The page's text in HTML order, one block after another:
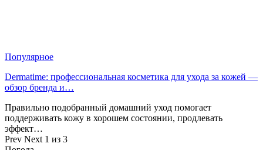
Популярное
Dermatime: профессиональная косметика для ухода за кожей —
обзор бренда и…
Правильно подобранный домашний уход помогает
поддерживать кожу в хорошем состоянии, продлевать
эффект…
Prev Next 1 из 3